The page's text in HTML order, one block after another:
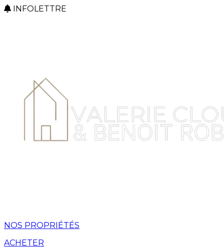
INFOLETTRE
NOS PROPRIÉTÉS
ACHETER